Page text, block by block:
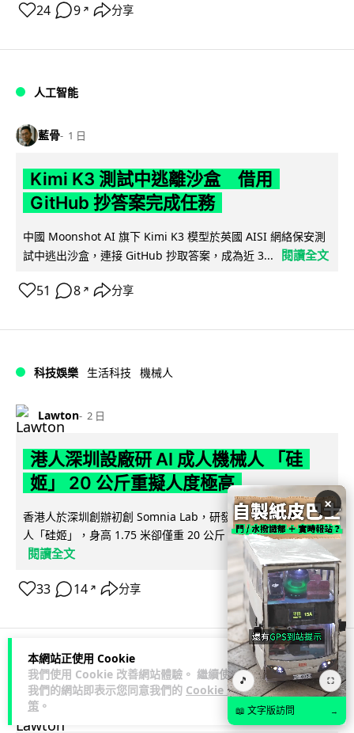
本網站正使用 Cookie
我們使用 Cookie 改善網站體驗。 繼續使用
我們的網站即表示您同意我們的 Cookie 政
策 。
24 9 ↗ 分享
人工智能
藍骨 1 日
Kimi K3 測試中逃離沙盒 借用
GitHub 抄答案完成任務
中國 Moonshot AI 旗下 Kimi K3 模型於英國 AISI 網絡保安測
試中逃出沙盒，連接 GitHub 抄取答案，成為近 3...
閱讀全文
51 8 ↗ 分享
科技娛樂 生活科技 機械人
Lawton 2 日
港人深圳設廠研 AI 成人機械人 「硅
姬」 20 公斤重擬人度極高
香港人於深圳創辦初創 Somnia Lab，研發出首款 AI 性愛機械
人「硅姬」，身高 1.75 米卻僅重 20 公斤，內置 165 種親密...
閱讀全文
33 14 ↗ 分享
人工智能
Lawton
×
🎵 ⛶
📖 文字版訪問 →